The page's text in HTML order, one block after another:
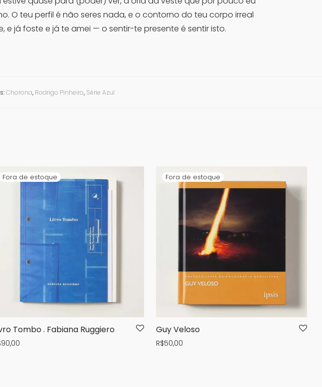
O teu perfil é não seres nada, e o contorno do teu corpo irreal
já foste e já te amei — o sentir-te presente é sentir isto.
Chorona, Rodrigo Pinheiro, Série Azul
Tombo . Fabiana Ruggiero
90,00
Guy Veloso
R$50,00